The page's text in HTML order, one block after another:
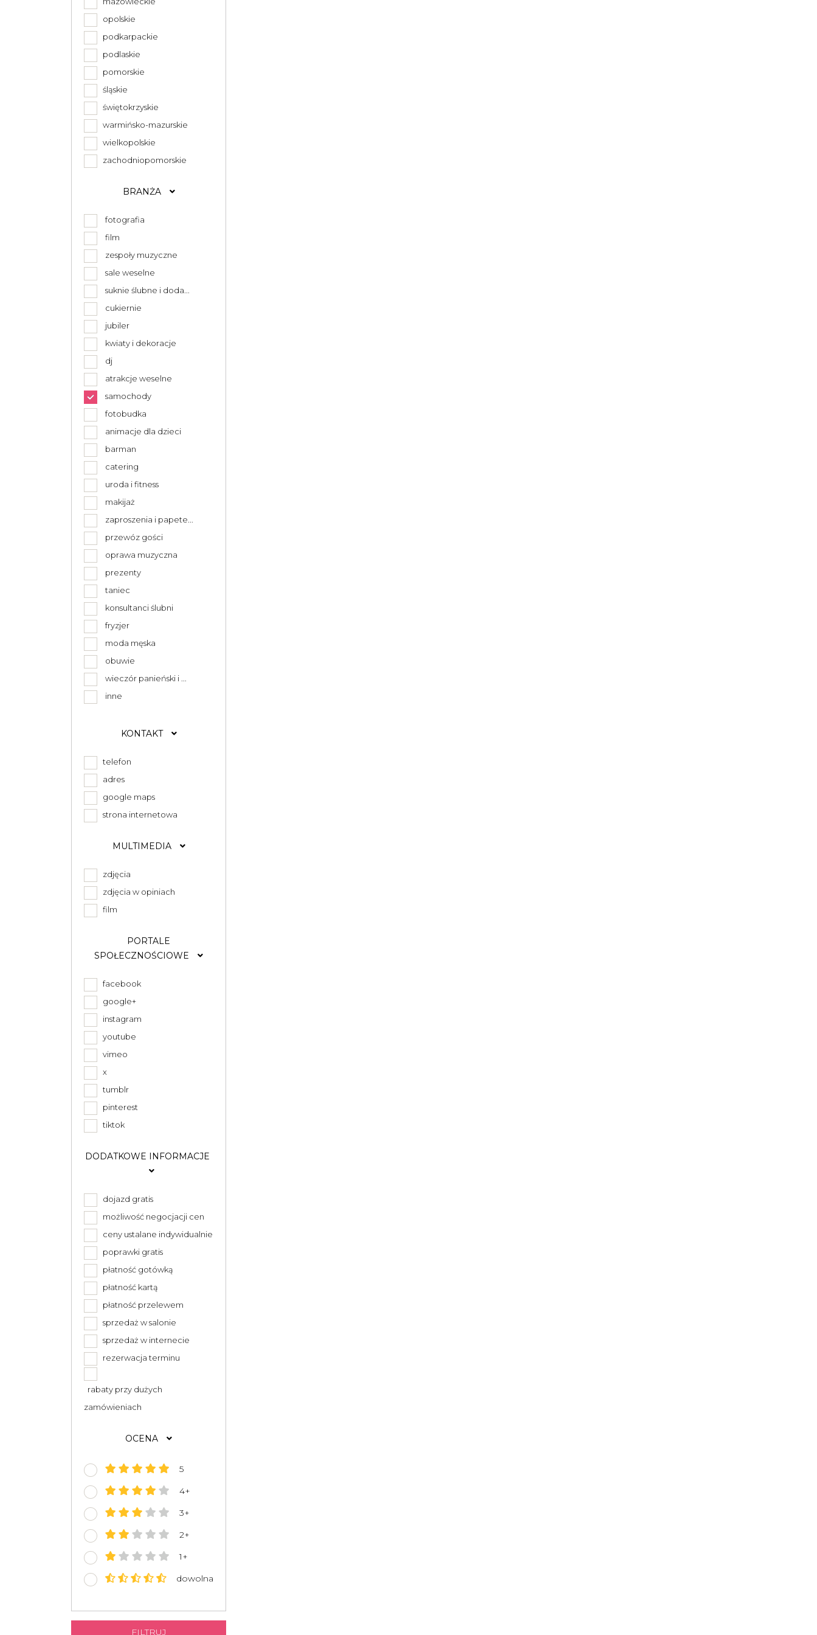
opolskie
podkarpackie
podlaskie
pomorskie
śląskie
świętokrzyskie
warmińsko-mazurskie
wielkopolskie
zachodniopomorskie
BRANŻA
fotografia
film
zespoły muzyczne
sale weselne
suknie ślubne i doda...
cukiernie
jubiler
kwiaty i dekoracje
dj
atrakcje weselne
samochody
fotobudka
animacje dla dzieci
barman
catering
uroda i fitness
makijaż
zaproszenia i papete...
przewóz gości
oprawa muzyczna
prezenty
taniec
konsultanci ślubni
fryzjer
moda męska
obuwie
wieczór panieński i ...
inne
KONTAKT
telefon
adres
google maps
strona internetowa
MULTIMEDIA
zdjęcia
zdjęcia w opiniach
film
PORTALE
SPOŁECZNOŚCIOWE
facebook
google+
instagram
youtube
vimeo
x
tumblr
pinterest
tiktok
DODATKOWE INFORMACJE
dojazd gratis
możliwość negocjacji cen
ceny ustalane indywidualnie
poprawki gratis
płatność gotówką
płatność kartą
płatność przelewem
sprzedaż w salonie
sprzedaż w internecie
rezerwacja terminu
rabaty przy dużych
zamówieniach
OCENA
5
4+
3+
2+
1+
dowolna
FILTRUJ